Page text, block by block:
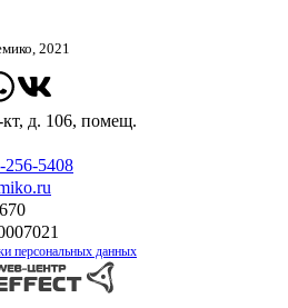
2021
д. 106, помещ.
256-5408
персональных данных